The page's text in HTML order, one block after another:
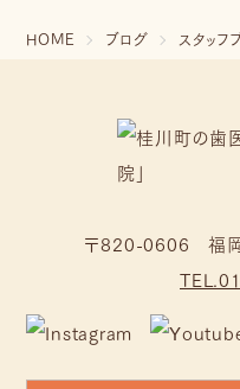
HOME ブログ スタッフ
〒820-0606 福